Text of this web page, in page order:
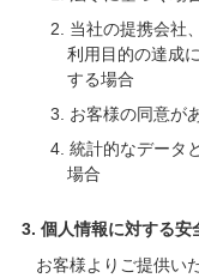
2. 当社の提携会社
利用目的の達成
する場合
3. お客様の同意が
4. 統計的なデータ
場合
3. 個人情報に対する安
お客様よりご提供い